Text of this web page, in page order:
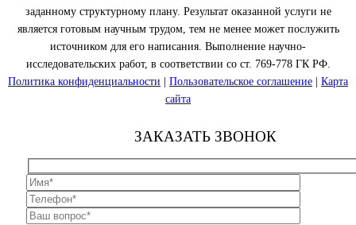
заданному структурному плану. Результат оказанной услуги не
является готовым научным трудом, тем не менее может послужить
источником для его написания. Выполнение научно-
исследовательских работ, в соответствии со ст. 769-778 ГК РФ.
Политика конфиденциальности
Пользовательское соглашение
Карта
сайта
ЗАКАЗАТЬ ЗВОНОК